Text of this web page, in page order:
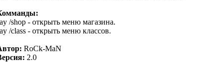
/shop - открыть меню магазина.
/class - открыть меню классов.
RoCk-MaN
2.0